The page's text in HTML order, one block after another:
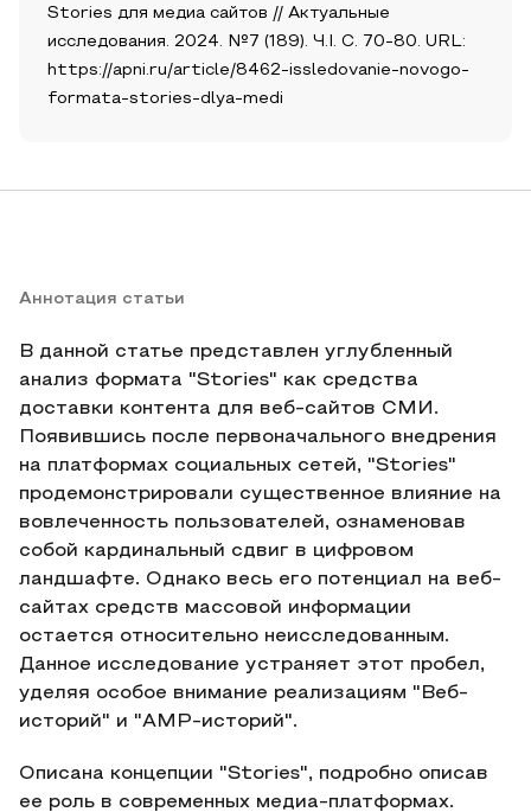
Stories для медиа сайтов // Актуальные
исследования. 2024. №7 (189). Ч.I. С. 70-80. URL:
https://apni.ru/article/8462-issledovanie-novogo-
formata-stories-dlya-medi
Аннотация статьи
В данной статье представлен углубленный
анализ формата "Stories" как средства
доставки контента для веб-сайтов СМИ.
Появившись после первоначального внедрения
на платформах социальных сетей, "Stories"
продемонстрировали существенное влияние на
вовлеченность пользователей, ознаменовав
собой кардинальный сдвиг в цифровом
ландшафте. Однако весь его потенциал на веб-
сайтах средств массовой информации
остается относительно неисследованным.
Данное исследование устраняет этот пробел,
уделяя особое внимание реализациям "Веб-
историй" и "AMP-историй".
Описана концепции "Stories", подробно описав
ее роль в современных медиа-платформах.